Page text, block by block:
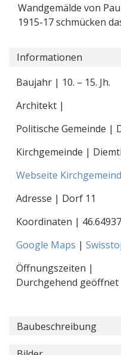
Wandgemälde von
1915-17 schmücken
Informationen
Baujahr | 10. – 15. Jh.
Architekt |
Politische Gemeinde |
Kirchgemeinde |
Webseite
Adresse | Dorf 11
Koordinaten |
Google Maps |
Öffnungszeiten |
Durchgehend geöffnet
Baubeschreibung